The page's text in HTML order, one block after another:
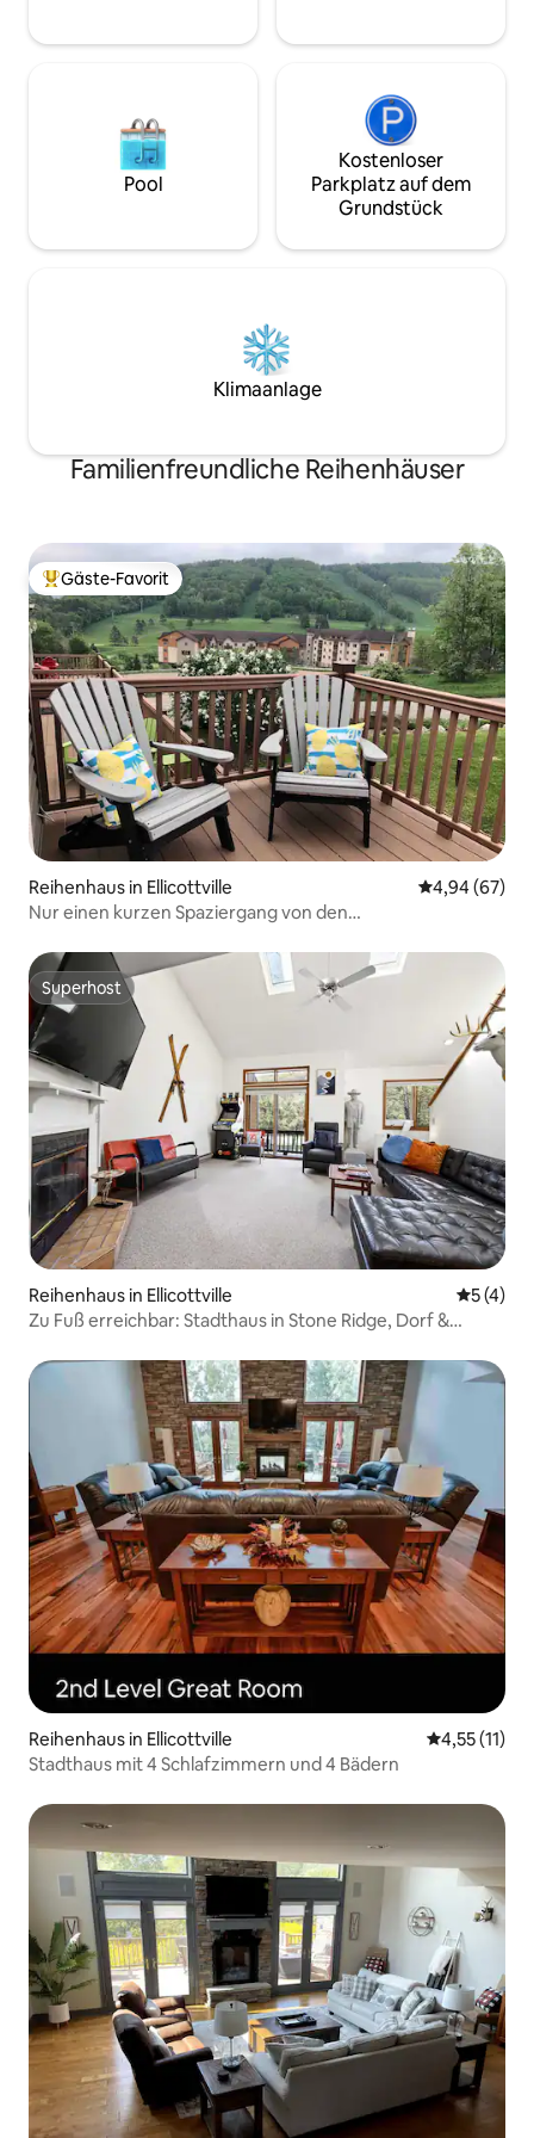
ein Reisebett mit Bettlaken. Kaffee wird
Pool
Kostenloser
Parkplatz auf dem
Grundstück
Klimaanlage
Familienfreundliche Reihenhäuser
Beliebter Gäste-Favorit.
Gäste-Favorit
Reihenhaus in Ellicottville
4,94 (67)
Nur einen kurzen Spaziergang von den
Superhost
Superhost
Reihenhaus in Ellicottville
5 (4)
Zu Fuß erreichbar: Stadthaus in Stone Ridge, Dorf &
Reihenhaus in Ellicottville
4,55 (11)
Stadthaus mit 4 Schlafzimmern und 4 Bädern